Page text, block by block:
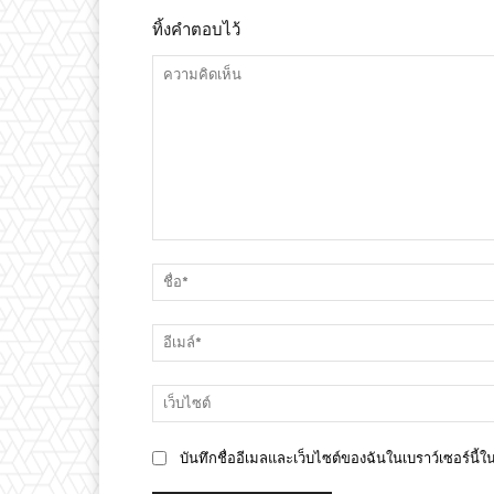
ทิ้งคำตอบไว้
คิด
เห็น
บันทึกชื่ออีเมลและเว็บไซต์ของฉันในเบราว์เซอร์นี้